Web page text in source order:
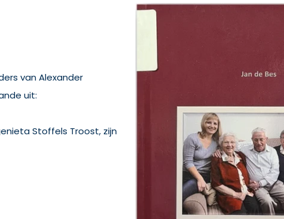
van Alexander
uit:
Stoffels Troost, zijn